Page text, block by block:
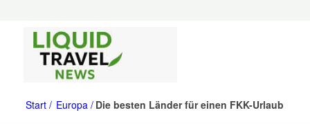
Start Europa Die besten Länder für einen FKK-Urlaub